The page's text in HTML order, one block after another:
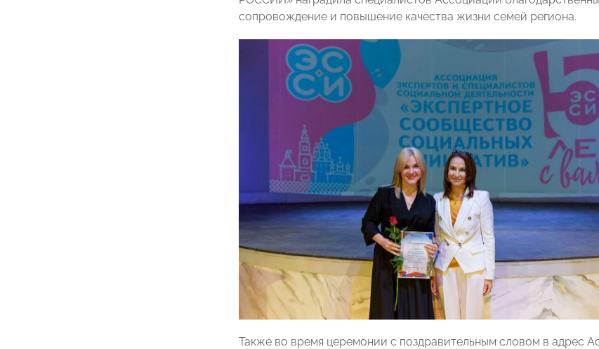
сопровождение и повышение качества жизни семей региона.
Также во время церемонии с поздравительным словом в адрес